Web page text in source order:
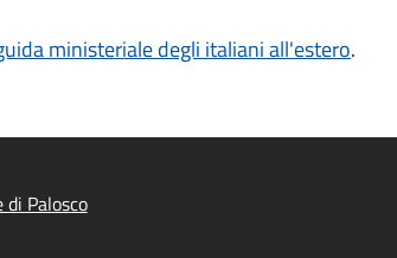
ministeriale degli italiani all'estero.
di Palosco